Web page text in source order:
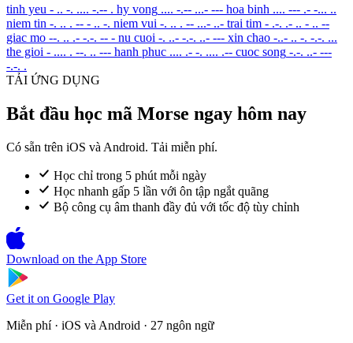
tinh yeu - .. -. .... -.-- . hy vong .... -.-- ...- --- hoa binh .... --- .- -... ..
niem tin -. .. . -- - .. -. niem vui -. .. . -- ...- ..- trai tim - .-. .- .. - .. --
giac mo --. .. .- -.-. -- - nu cuoi -. ..- -.-. ..- --- xin chao -..- .. -. -.-. ...
the gioi - .... . --. .. --- hanh phuc .... .- -. .... .-- cuoc song -.-. ..- ---
-.-. .
TẢI ỨNG DỤNG
Bắt đầu học mã Morse ngay hôm nay
Có sẵn trên iOS và Android. Tải miễn phí.
Học chỉ trong 5 phút mỗi ngày
Học nhanh gấp 5 lần với ôn tập ngắt quãng
Bộ công cụ âm thanh đầy đủ với tốc độ tùy chỉnh
Download on the App Store
Get it on Google Play
Miễn phí · iOS và Android · 27 ngôn ngữ